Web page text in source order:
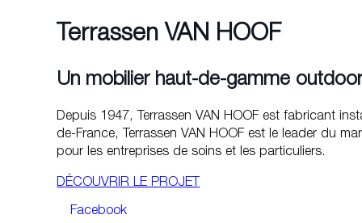
Terrassen VAN HOOF
Un mobilier haut-de-gamme
Depuis 1947, Terrassen VAN HOOF est fabricant
de-France, Terrassen VAN HOOF est le leader du
pour les entreprises de soins et les particuliers.
DÉCOUVRIR LE PROJET
Facebook